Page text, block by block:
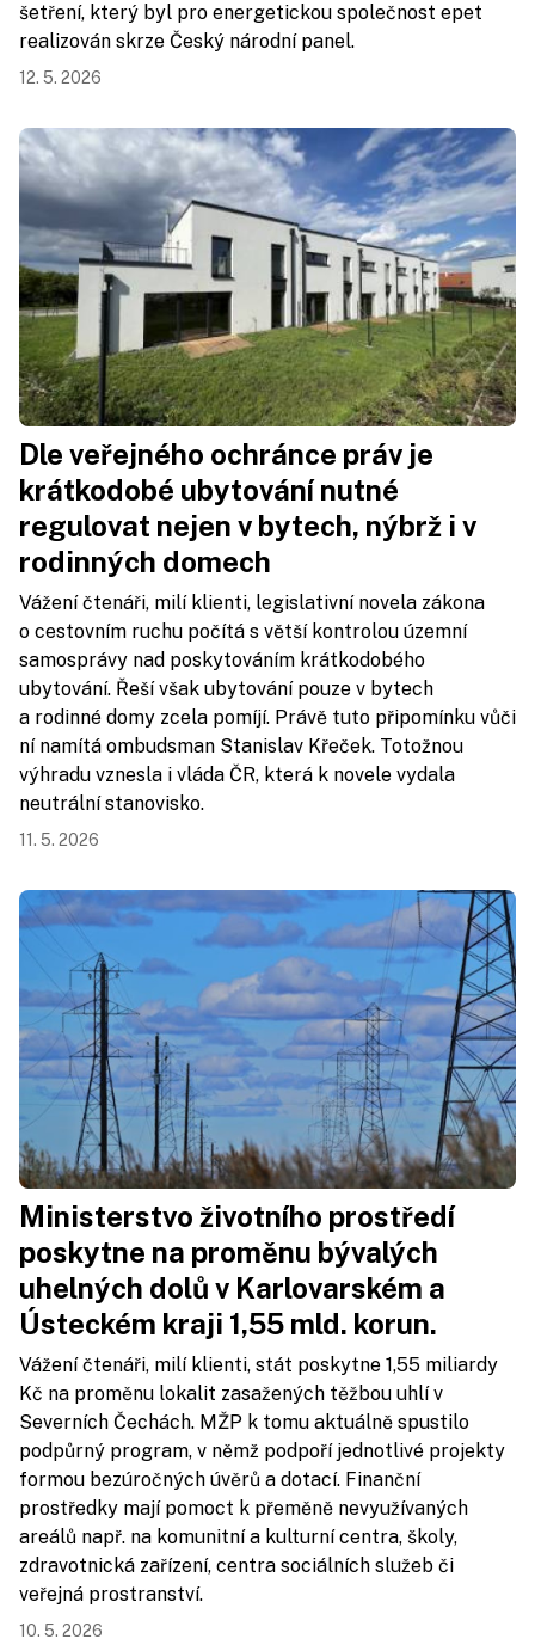
šetření, který byl pro energetickou společnost epet
realizován skrze Český národní panel.
12. 5. 2026
Dle veřejného ochránce práv je
krátkodobé ubytování nutné
regulovat nejen v bytech, nýbrž i v
rodinných domech
Vážení čtenáři, milí klienti, legislativní novela zákona
o cestovním ruchu počítá s větší kontrolou územní
samosprávy nad poskytováním krátkodobého
ubytování. Řeší však ubytování pouze v bytech
a rodinné domy zcela pomíjí. Právě tuto připomínku vůči
ní namítá ombudsman Stanislav Křeček. Totožnou
výhradu vznesla i vláda ČR, která k novele vydala
neutrální stanovisko.
11. 5. 2026
Ministerstvo životního prostředí
poskytne na proměnu bývalých
uhelných dolů v Karlovarském a
Ústeckém kraji 1,55 mld. korun.
Vážení čtenáři, milí klienti, stát poskytne 1,55 miliardy
Kč na proměnu lokalit zasažených těžbou uhlí v
Severních Čechách. MŽP k tomu aktuálně spustilo
podpůrný program, v němž podpoří jednotlivé projekty
formou bezúročných úvěrů a dotací. Finanční
prostředky mají pomoct k přeměně nevyužívaných
areálů např. na komunitní a kulturní centra, školy,
zdravotnická zařízení, centra sociálních služeb či
veřejná prostranství.
10. 5. 2026